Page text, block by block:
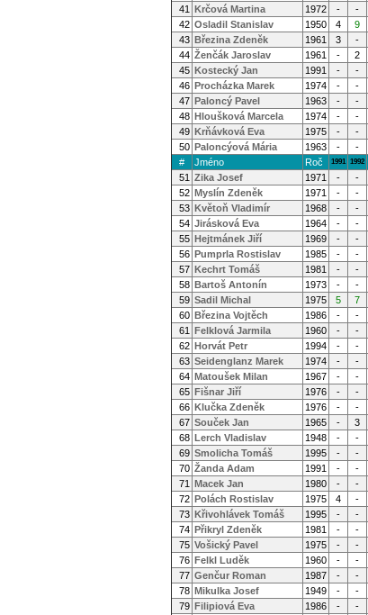
41 Krčová Martina 1972 - -
42 Osladil Stanislav 1950 4 9
43 Březina Zdeněk 1961 3 -
44 Ženčák Jaroslav 1961 - 2
45 Kostecký Jan 1991 - -
46 Procházka Marek 1974 - -
47 Paloncý Pavel 1963 - -
48 Hloušková Marcela 1974 - -
49 Krňávková Eva 1975 - -
50 Paloncýová Mária 1963 - -
#
Jméno Roč 1991 1992
51 Zika Josef 1971 - -
52 Myslín Zdeněk 1971 - -
53 Květoň Vladimír 1968 - -
54 Jirásková Eva 1964 - -
55 Hejtmánek Jiří 1969 - -
56 Pumprla Rostislav 1985 - -
57 Kechrt Tomáš 1981 - -
58 Bartoš Antonín 1973 - -
59 Sadil Michal 1975 5 7
60 Březina Vojtěch 1986 - -
61 Felklová Jarmila 1960 - -
62 Horvát Petr 1994 - -
63 Seidenglanz Marek 1974 - -
64 Matoušek Milan 1967 - -
65 Fišnar Jiří 1976 - -
66 Klučka Zdeněk 1976 - -
67 Souček Jan 1965 - 3
68 Lerch Vladislav 1948 - -
69 Smolicha Tomáš 1995 - -
70 Žanda Adam 1991 - -
71 Macek Jan 1980 - -
72 Polách Rostislav 1975 4 -
73 Křivohlávek Tomáš 1995 - -
74 Přikryl Zdeněk 1981 - -
75 Vošický Pavel 1975 - -
76 Felkl Luděk 1960 - -
77 Genčur Roman 1987 - -
78 Mikulka Josef 1949 - -
79 Filipiová Eva 1986 - -